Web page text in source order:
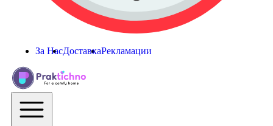
За НасДоставкаРекламации